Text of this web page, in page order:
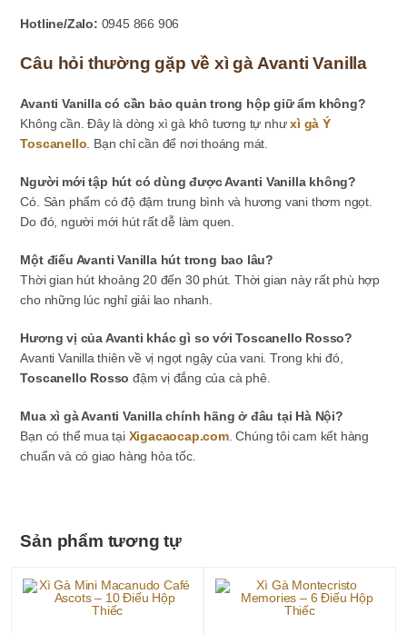
Hotline/Zalo: 0945 866 906
Câu hỏi thường gặp về xì gà Avanti Vanilla
Avanti Vanilla có cần bảo quản trong hộp giữ ẩm không?
Không cần. Đây là dòng xì gà khô tương tự nhưxì gà Ý
Toscanello . Bạn chỉ cần để nơi thoáng mát.
Người mới tập hút có dùng được Avanti Vanilla không?
Có. Sản phẩm có độ đậm trung bình và hương vani thơm ngọt.
Do đó, người mới hút rất dễ làm quen.
Một điếu Avanti Vanilla hút trong bao lâu?
Thời gian hút khoảng 20 đến 30 phút. Thời gian này rất phù hợp
cho những lúc nghỉ giải lao nhanh.
Hương vị của Avanti khác gì so với Toscanello Rosso?
Avanti Vanilla thiên về vị ngọt ngậy của vani. Trong khi đó,
Toscanello Rosso đậm vị đắng của cà phê.
Mua xì gà Avanti Vanilla chính hãng ở đâu tại Hà Nội?
Bạn có thể mua tại Xigacaocap.com. Chúng tôi cam kết hàng
chuẩn và có giao hàng hỏa tốc.
Sản phẩm tương tự